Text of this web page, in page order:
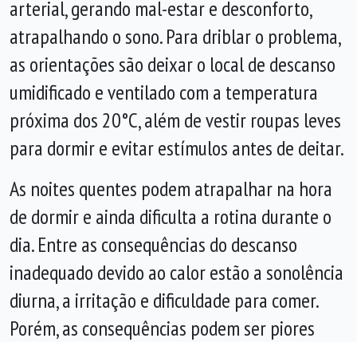
arterial, gerando mal-estar e desconforto,
atrapalhando o sono. Para driblar o problema,
as orientações são deixar o local de descanso
umidificado e ventilado com a temperatura
próxima dos 20°C, além de vestir roupas leves
para dormir e evitar estímulos antes de deitar.
As noites quentes podem atrapalhar na hora
de dormir e ainda dificulta a rotina durante o
dia. Entre as consequências do descanso
inadequado devido ao calor estão a sonolência
diurna, a irritação e dificuldade para comer.
Porém, as consequências podem ser piores